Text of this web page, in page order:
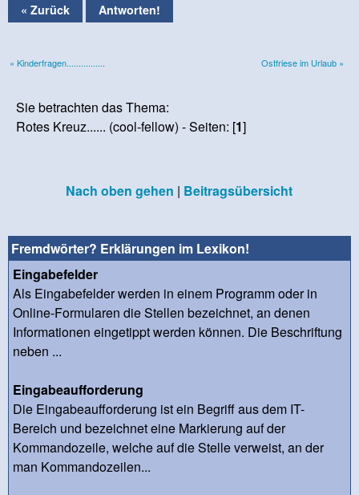
« Zurück Antworten!
« Kinderfragen................ Ostfriese im Urlaub »
Sie betrachten das Thema:
Rotes Kreuz...... (cool-fellow) - Seiten: [1]
Nach oben gehen | Beitragsübersicht
Fremdwörter? Erklärungen im Lexikon!
Eingabefelder
Als Eingabefelder werden in einem Programm oder in
Online-Formularen die Stellen bezeichnet, an denen
Informationen eingetippt werden können. Die Beschriftung
neben ...
Eingabeaufforderung
Die Eingabeaufforderung ist ein Begriff aus dem IT-
Bereich und bezeichnet eine Markierung auf der
Kommandozeile, welche auf die Stelle verweist, an der
man Kommandozeilen...